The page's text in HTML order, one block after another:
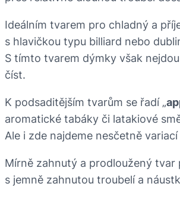
Ideálním tvarem pro chladný a
s hlavičkou typu billiard nebo
S tímto tvarem dýmky však
číst.
K podsaditějším tvarům se řadí „
aromatické tabáky či latakiové
Ale i zde najdeme nesčetně
Mírně zahnutý a prodloužený tvar
s jemně zahnutou troubelí a